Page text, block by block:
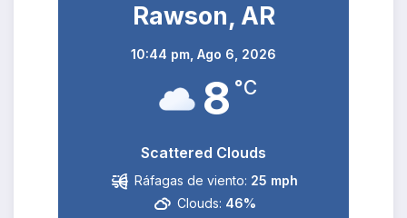
Rawson, AR
10:44 pm, Ago 6, 2026
8 °C
Scattered Clouds
Ráfagas de viento: 25 mph
Clouds: 46%